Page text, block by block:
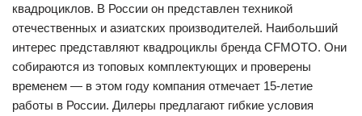
квадроциклов. В России он представлен техникой
отечественных и азиатских производителей. Наибольший
интерес представляют квадроциклы бренда CFMOTO. Они
собираются из топовых комплектующих и проверены
временем — в этом году компания отмечает 15-летие
работы в России. Дилеры предлагают гибкие условия